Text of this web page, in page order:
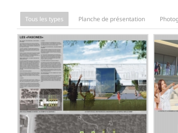
Tous les types Planche de présentation